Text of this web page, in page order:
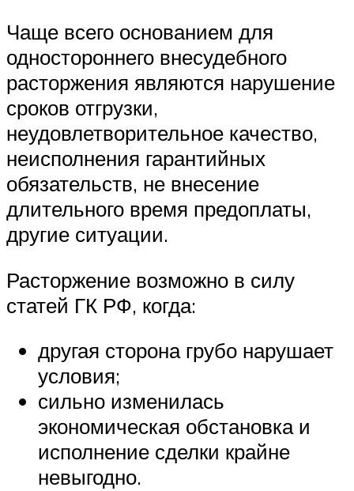
Чаще всего основанием для
одностороннего внесудебного
расторжения являются нарушение
сроков отгрузки,
неудовлетворительное качество,
неисполнения гарантийных
обязательств, не внесение
длительного время предоплаты,
другие ситуации.
Расторжение возможно в силу
статей ГК РФ, когда:
другая сторона грубо нарушает
условия;
сильно изменилась
экономическая обстановка и
исполнение сделки крайне
невыгодно.